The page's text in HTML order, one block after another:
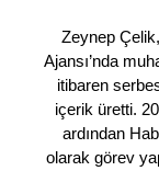
Zeynep
Ajansı’nda
itibaren
içerik üretti.
ardından
olarak görev